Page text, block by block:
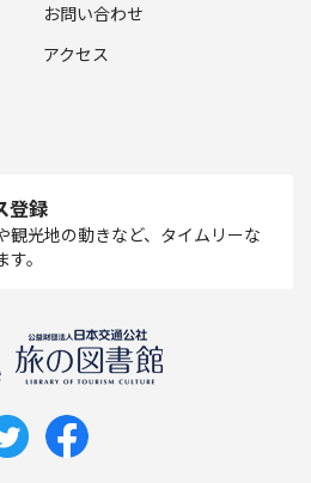
お問い合わせ
アクセス
登録
観光地の動きなど、タイムリーな
。